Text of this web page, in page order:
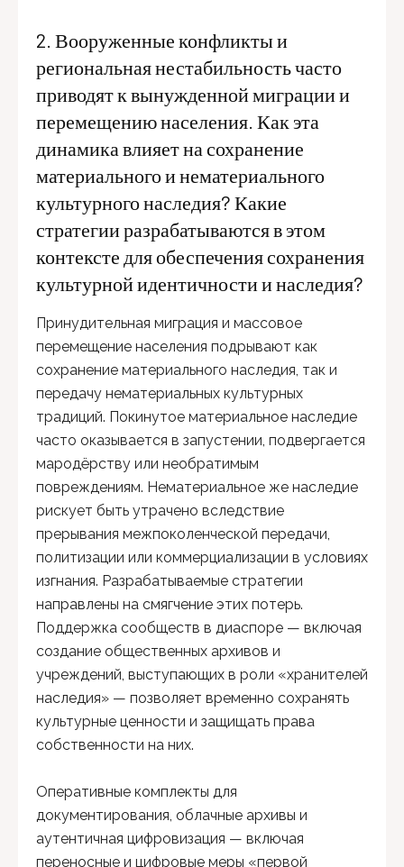
2. Вооруженные конфликты и
региональная нестабильность часто
приводят к вынужденной миграции и
перемещению населения. Как эта
динамика влияет на сохранение
материального и нематериального
культурного наследия? Какие
стратегии разрабатываются в этом
контексте для обеспечения сохранения
культурной идентичности и наследия?
Принудительная миграция и массовое
перемещение населения подрывают как
сохранение материального наследия, так и
передачу нематериальных культурных
традиций. Покинутое материальное наследие
часто оказывается в запустении, подвергается
мародёрству или необратимым
повреждениям. Нематериальное же наследие
рискует быть утрачено вследствие
прерывания межпоколенческой передачи,
политизации или коммерциализации в условиях
изгнания. Разрабатываемые стратегии
направлены на смягчение этих потерь.
Поддержка сообществ в диаспоре — включая
создание общественных архивов и
учреждений, выступающих в роли «хранителей
наследия» — позволяет временно сохранять
культурные ценности и защищать права
собственности на них.
Оперативные комплекты для
документирования, облачные архивы и
аутентичная цифровизация — включая
переносные и цифровые меры «первой